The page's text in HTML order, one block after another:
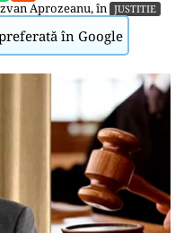
Aprozeanu, în JUSTITIE
în Google